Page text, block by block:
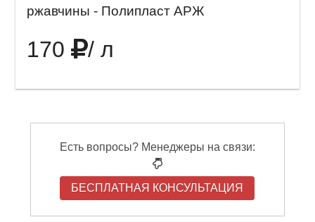
ржавчины - Полипласт АРЖ
170 / л
Есть вопросы? Менеджеры на связи:
БЕСПЛАТНАЯ КОНСУЛЬТАЦИЯ